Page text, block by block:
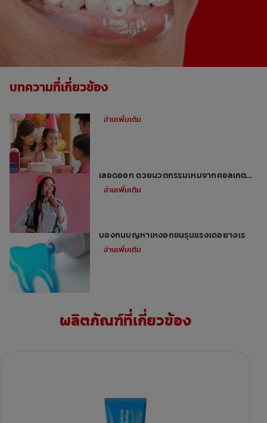
บทความที่เกี่ยวข้อง
อ่านเพิ่มเติม
เลือดออก ด้วยนวัตกรรมใหม่จากคอลเกต
ยาสีฟันเกลือ
อ่านเพิ่มเติม
ป้องกันปัญหาเหงือกขั้นรุนแรงได้อย่างไร
อ่านเพิ่มเติม
ผลิตภัณฑ์ที่เกี่ยวข้อง